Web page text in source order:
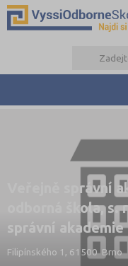
Veřejně správní
odborná škola, s.
správní akademie
Filipínského 1, 61500 Brno